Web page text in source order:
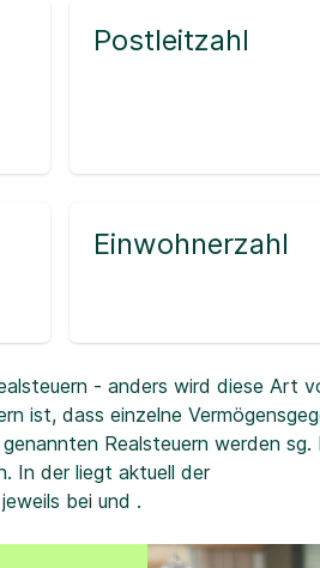
Postleitzahl
Einwohnerzahl
- anders wird diese Art
ist, dass einzelne
Realsteuern werden sg.
In der liegt aktuell der
bei und .